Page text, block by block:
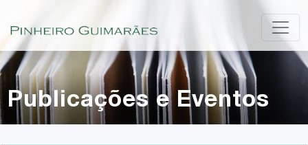
Publicações e Eventos